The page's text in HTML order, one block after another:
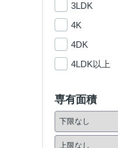
3LDK
4K
4DK
4LDK以上
専有面積